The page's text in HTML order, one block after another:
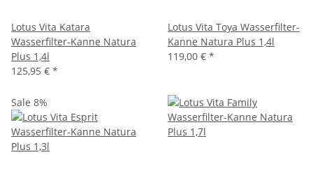
Lotus Vita Katara
Wasserfilter-Kanne Natura
Plus 1,4l
125,95 € *
Lotus Vita Toya Wasserfilter-
Kanne Natura Plus 1,4l
119,00 € *
Sale 8%